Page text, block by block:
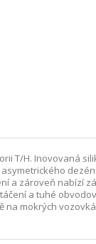
T/H. Inovovaná
a zároveň nabízí
a tuhé
na mokrých